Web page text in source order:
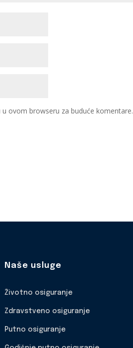
ovom browseru za buduće komentare.
Naše usluge
Životno osiguranje
Zdravstveno osiguranje
Putno osiguranje